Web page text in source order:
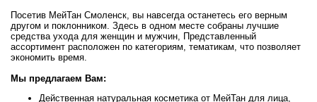
Посетив МейТан Смоленск, вы навсегда останетесь его верным
другом и поклонником. Здесь в одном месте собраны лучшие
средства ухода для женщин и мужчин, Представленный
ассортимент расположен по категориям, тематикам, что позволяет
экономить время.
Мы предлагаем Вам:
Действенная натуральная косметика от МейТан для лица,